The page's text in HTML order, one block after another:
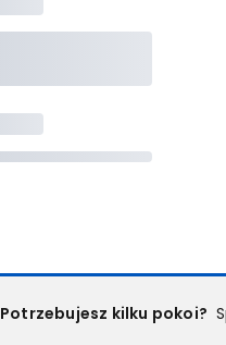
Potrzebujesz kilku pokoi?